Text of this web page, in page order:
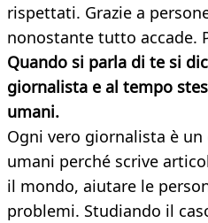
rispettati. Grazie a
nonostante tutto accade.
Quando si parla di te si
giornalista e al tempo
umani.
Ogni vero giornalista è
umani perché scrive
il mondo, aiutare le
problemi. Studiando il